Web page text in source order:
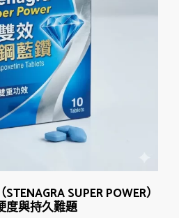
SUPER POWER）
度與持久難題